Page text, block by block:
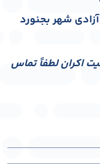
آزادی شهر بجنورد
اکران لطفاً تماس